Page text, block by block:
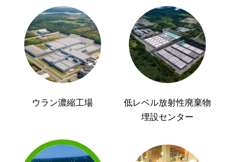
ウラン濃縮工場
低レベル放射性廃棄物
埋設センター